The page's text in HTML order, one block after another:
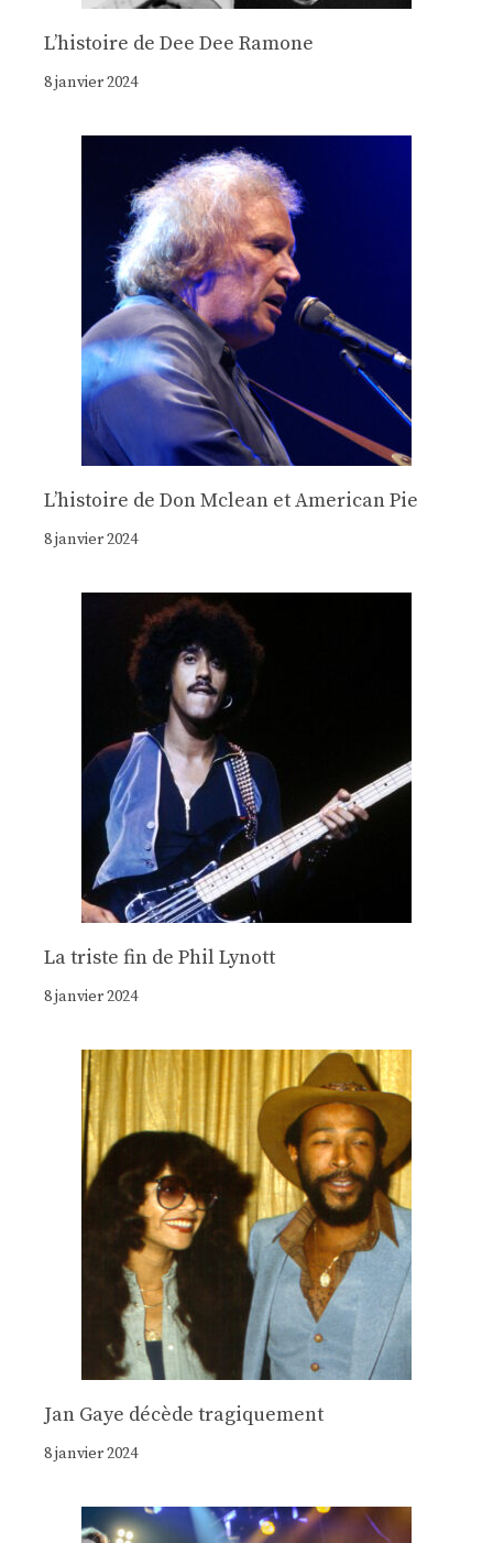
Lʼhistoire de Dee Dee Ramone
8 janvier 2024
Lʼhistoire de Don Mclean et American Pie
8 janvier 2024
La triste fin de Phil Lynott
8 janvier 2024
Jan Gaye décède tragiquement
8 janvier 2024